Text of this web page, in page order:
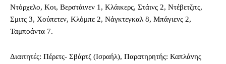
Ντόρχελο, Κοι, Βερστάινεν 1, Κλάικερς, Στάινς 2, Ντέβετζιτς,
Σμιτς 3, Χούπετεν, Κλόμπε 2, Νάγκτεγκαλ 8, Μπάγιενς 2,
Ταμποάντα 7.
Διαιτητές: Πέρετς- Σβάρτζ (Ισραήλ), Παρατηρητής: Καπλάνης